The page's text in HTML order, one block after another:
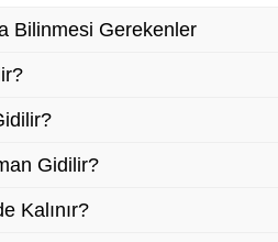
Bilinmesi Gerekenler
Gidilir?
Kalınır?